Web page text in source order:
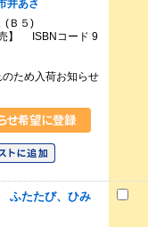
井あさ
(Ｂ５)
売】 ISBNコード 9
ため入荷お知らせ
ふたたび、ひみ